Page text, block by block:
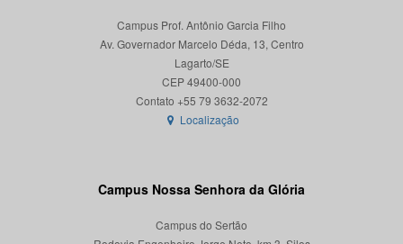
Campus Prof. Antônio Garcia Filho
Av. Governador Marcelo Déda, 13, Centro
Lagarto/SE
CEP 49400-000
Localização
Campus Nossa Senhora da Glória
Campus do Sertão